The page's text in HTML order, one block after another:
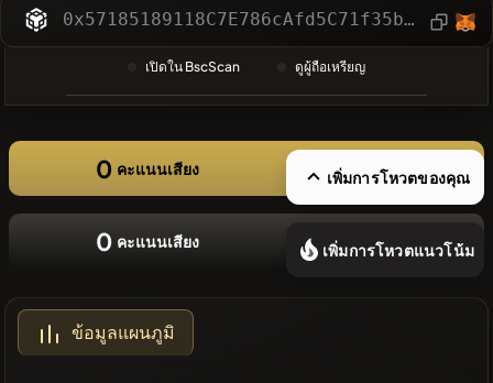
🔎 การค้นหา
❌ไม่มี
เหรียญล่าสุด
0x57185189118C7E786cAfd5C71f35b16012Fa95aD
เปิดใน BscScan ดูผู้ถือเหรียญ
0 คะแนนเสียง เพิ่มการโหวตของคุณ
0 คะแนนเสียง เพิ่มการโหวตแนวโน้ม
ข้อมูลแผนภูมิ